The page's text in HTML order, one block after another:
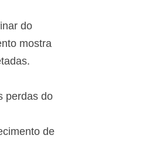
do
mostra
perdas do
de